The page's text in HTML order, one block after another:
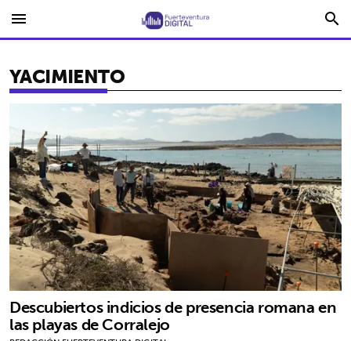
menu search
YACIMIENTO
Descubiertos indicios de presencia romana en
las playas de Corralejo